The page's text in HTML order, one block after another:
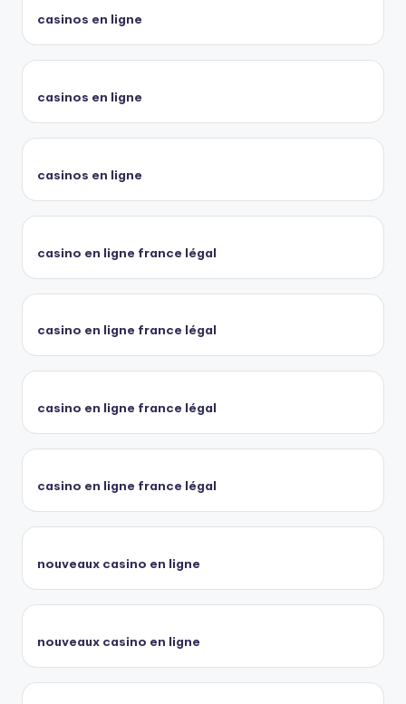
casinos en ligne
casinos en ligne
casinos en ligne
casino en ligne france légal
casino en ligne france légal
casino en ligne france légal
casino en ligne france légal
nouveaux casino en ligne
nouveaux casino en ligne